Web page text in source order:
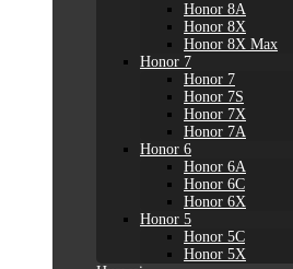
Honor 8A
Honor 8X
Honor 8X Max
Honor 7
Honor 7
Honor 7S
Honor 7X
Honor 7A
Honor 6
Honor 6A
Honor 6C
Honor 6X
Honor 5
Honor 5C
Honor 5X